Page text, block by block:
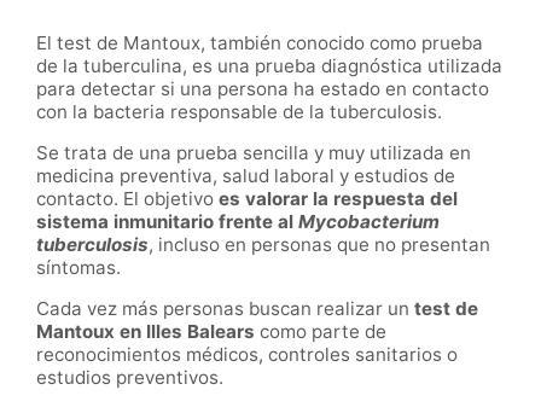
El test de Mantoux, también conocido como prueba
de la tuberculina, es una prueba diagnóstica utilizada
para detectar si una persona ha estado en contacto
con la bacteria responsable de la tuberculosis.
Se trata de una prueba sencilla y muy utilizada en
medicina preventiva, salud laboral y estudios de
contacto. El objetivo es valorar la respuesta del
sistema inmunitario frente al Mycobacterium
tuberculosis, incluso en personas que no presentan
síntomas.
Cada vez más personas buscan realizar un test de
Mantoux en Illes Balears como parte de
reconocimientos médicos, controles sanitarios o
estudios preventivos.